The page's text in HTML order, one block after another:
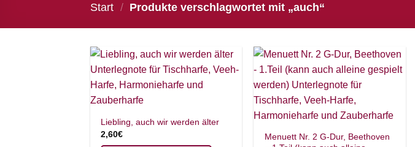
Start / Produkte verschlagwortet mit „auch“
Liebling, auch wir werden älter
2,60€
Menuett Nr. 2 G-Dur, Beethoven